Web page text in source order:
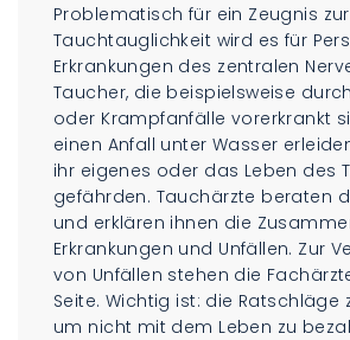
Problematisch für ein Zeugnis zur
Tauchtauglichkeit wird es für
Erkrankungen des zentralen
Taucher, die beispielsweise
oder Krampfanfälle vorerkrankt
einen Anfall unter Wasser
ihr eigenes oder das Leben des
gefährden. Tauchärzte beraten
und erklären ihnen die
Erkrankungen und Unfällen. Zur
von Unfällen stehen die
Seite. Wichtig ist: die Ratschläge
um nicht mit dem Leben zu